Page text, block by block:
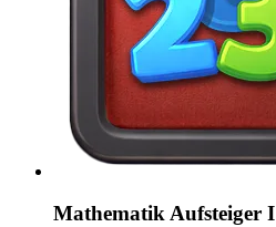
Mathematik Aufsteiger I